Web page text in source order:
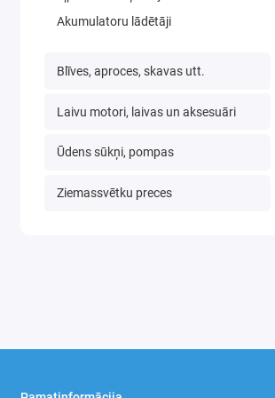
Akumulatoru lādētāji
Blīves, aproces, skavas utt.
Laivu motori, laivas un aksesuāri
Ūdens sūkņi, pompas
Ziemassvētku preces